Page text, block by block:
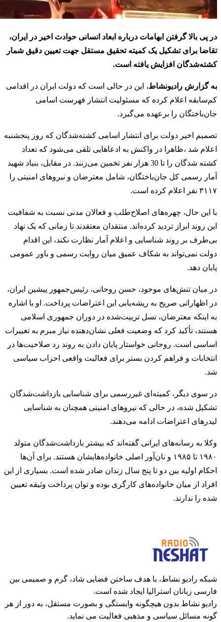
در پی بالا گرفتن ابهامات درباره ابعاد انسانی حوادث اخیر در ایران،
تقاضا برای تشکیل یک کمیته تحقیق مستقل جهت تعیین دقیق شمار
کشته‌شدگان افزایش یافته است.
به گزارش رادیونشاط، این در حالی است که دولت ایران در اقدامی
کم‌سابقه اعلام کرده که مسئولیت انتشار فهرست اسامی
جان‌باختگان را برعهده می‌گیرد.
تصمیم اخیر دولت برای انتشار اسامی کشته‌شدگان که روز پنجشنبه
اعلام شد ،ظاهرا در واکنش به ادعاهایی تلقی می‌شود که تعداد
کشته شدگان را تا 30 هزار نفر تخمین می‌زنند. در مقابل، بنیاد شهید
آمار رسمی کل جان‌باختگان، شامل معترضان و نیروهای امنیتی را
۳۱۱۷ نفر اعلام کرده است.
با این حال، چهره‌های اصلاح‌طلب و فعالان مدنی نسبت به شفافیت
این روند ابراز تردید کرده‌اند. منتقدان معتقدند تا زمانی که یک نهاد
بی‌طرف بر روند شناسایی و اعلام آمار نظارت نکند، این اقدام
دولت نمی‌تواند به شکاف عمیق میان روایت رسمی و باور عمومی
پایان دهد.
در میان تنش‌های موجود، حسن روحانی، رئیس‌جمهور پیشین ایران،
در اظهاراتی صریح به ریشه‌یابی این اعتراضات پرداخت. او با اشاره
به اینکه معترضان، نسل تربیت‌شده در دوران جمهوری اسلامی
هستند، تأکید کرد که وضعیت فعلی نشان‌دهنده نیاز مبرم به تغییرات
اساسی است. روحانی خواستار پایان دادن به روند رد صلاحیت‌ها در
انتخابات و فراهم کردن بستر برای فعالیت واقعی احزاب سیاسی
شد.
در سوی دیگر، کمیته‌ای غیررسمی برای شناسایی بازداشت‌شدگان
تشکیل شده، در حالی که نیروهای امنیتی همچنان به شناسایی
لیدرهای اعتراضات ادامه می‌دهند.
وکلا به رسانه‌های ایرانی گفته‌اند که بیشتر بازداشت‌شدگان متولد
۱۹۸۰ تا ۱۹۸۵ و نان‌آور اصلی خانواده‌هایشان هستند. برای آن‌ها
احکام اولیه بین دو تا پنج سال زندان صادر شده است. بسیاری از این
افراد از میان خانواده‌های کارگری بوده و توان پرداخت وثیقه تعیین
شده را ندارند.
شبکه رادیو نشاط، با هدف ساختن فضایی شاد، گرم و صمیمی بین
فارسی زبانان استرالیا ایجاد شده است.
رادیو نشاط بدون هیچگونه وابستگی و بصورت مستقل، به دور از هر
گونه مسائل سیاسی و مذهبی فعالیت می نماید.